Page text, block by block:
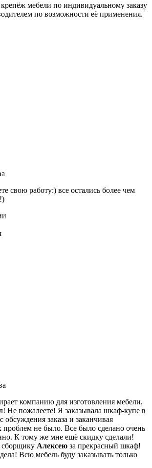
мебели по индивидуальному заказу
по возможности её применения.
свою работу:) все остались более чем
компанию для изготовления мебели,
Не пожалеете! Я заказывала шкаф-купе в
заказа и заканчивая
не было. Все было сделано очень
К тому же мне ещё скидку сделали!
сборщику Алексею за прекрасный шкаф!
Всю мебель буду заказывать только